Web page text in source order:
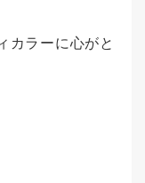
カラーに心がと